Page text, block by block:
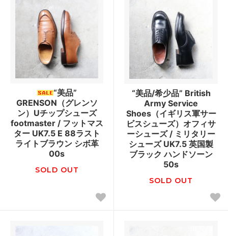
“美品”
GRENSON（グレンソ
ン）Uチップシューズ
footmaster / フットマス
ター UK7.5 E 88ラスト
ライトブラウン シボ革
00s
SOLD OUT
“美品/希少品” British
Army Service
Shoes（イギリス軍サー
ビスシューズ）オフィサ
ーシューズ / ミリタリー
シューズ UK7.5 英国製
ブラック ハンドソーン
50s
SOLD OUT